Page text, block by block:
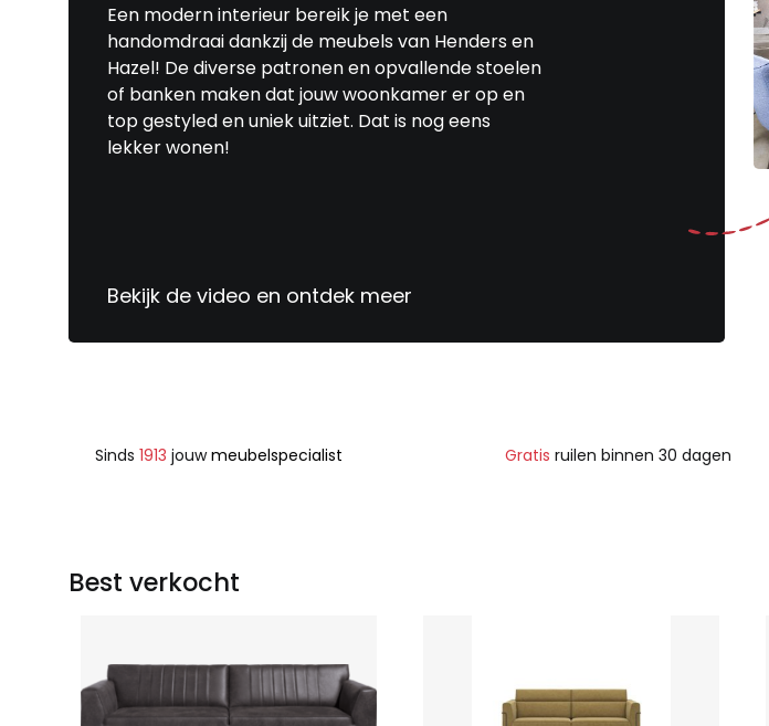
Een modern interieur bereik je met een
handomdraai dankzij de meubels van Henders en
Hazel! De diverse patronen en opvallende stoelen
of banken maken dat jouw woonkamer er op en
top gestyled en uniek uitziet. Dat is nog eens
lekker wonen!
Bekijk de video en ontdek meer
Sinds 1913 jouwmeubelspecialist Gratis ruilen binnen 30 dagen
Best verkocht